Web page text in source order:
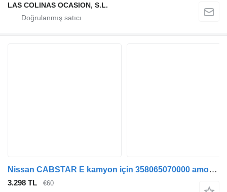
LAS COLINAS OCASION, S.L.
Nissan CABSTAR E kamyon için 358065070000 amortisör
3.298 TL €60